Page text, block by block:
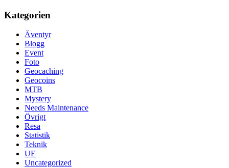
Kategorien
Äventyr
Blogg
Event
Foto
Geocaching
Geocoins
MTB
Mystery
Needs Maintenance
Övrigt
Resa
Statistik
Teknik
UE
Uncategorized